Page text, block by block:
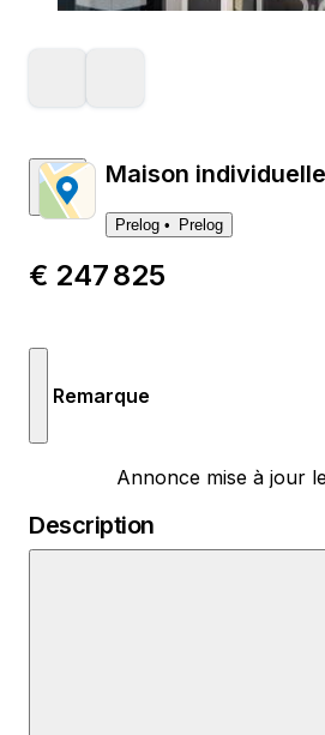
Maison
Prelog Prelog
€ 247 825
Remarque
Annonce mise à jour
Description